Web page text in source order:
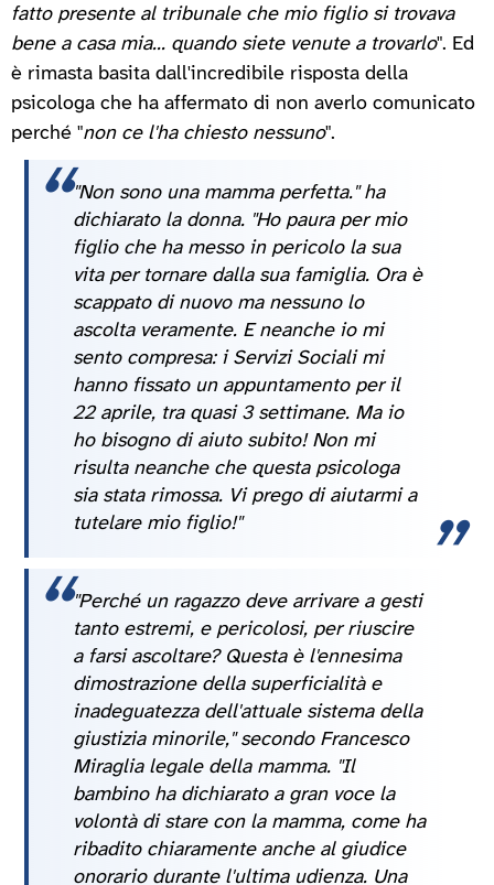
fatto presente al tribunale che mio figlio si trovava
bene a casa mia... quando siete venute a trovarlo". Ed
è rimasta basita dall'incredibile risposta della
psicologa che ha affermato di non averlo comunicato
perché "non ce l'ha chiesto nessuno".
"Non sono una mamma perfetta." ha
dichiarato la donna. "Ho paura per mio
figlio che ha messo in pericolo la sua
vita per tornare dalla sua famiglia. Ora è
scappato di nuovo ma nessuno lo
ascolta veramente. E neanche io mi
sento compresa: i Servizi Sociali mi
hanno fissato un appuntamento per il
22 aprile, tra quasi 3 settimane. Ma io
ho bisogno di aiuto subito! Non mi
risulta neanche che questa psicologa
sia stata rimossa. Vi prego di aiutarmi a
tutelare mio figlio!"
"Perché un ragazzo deve arrivare a gesti
tanto estremi, e pericolosi, per riuscire
a farsi ascoltare? Questa è l'ennesima
dimostrazione della superficialità e
inadeguatezza dell'attuale sistema della
giustizia minorile," secondo Francesco
Miraglia legale della mamma. "Il
bambino ha dichiarato a gran voce la
volontà di stare con la mamma, come ha
ribadito chiaramente anche al giudice
onorario durante l'ultima udienza. Una